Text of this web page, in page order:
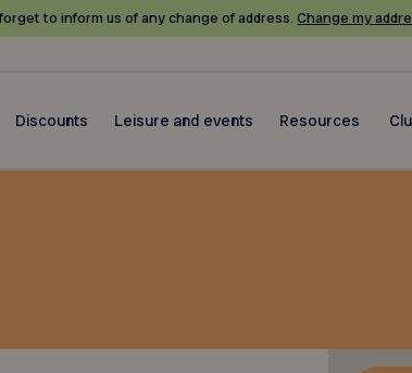
to inform us of any change of address. Change my
Discounts Leisure and events Resources